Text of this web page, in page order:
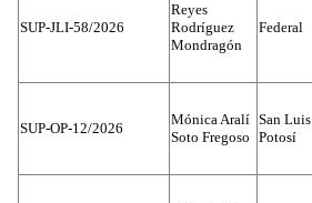
SUP-JLI-58/2026
Reyes
Rodríguez
Mondragón
Federal
SUP-OP-12/2026
Mónica Aralí
Soto Fregoso
San Luis
Potosí